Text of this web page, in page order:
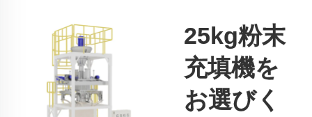
25kg粉末
充填機を
お選びく